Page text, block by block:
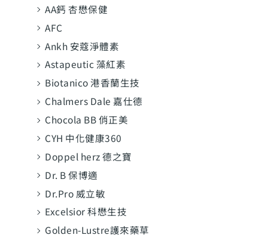
AA鈣 杏懋保健
AFC
Ankh 安蔻淨體素
Astapeutic 藻紅素
Biotanico 港香蘭生技
Chalmers Dale 嘉仕德
Chocola BB 俏正美
CYH 中化健康360
Doppel herz 德之寶
Dr. B 保博適
Dr.Pro 威立敏
Excelsior 科懋生技
Golden-Lustre護來藥草